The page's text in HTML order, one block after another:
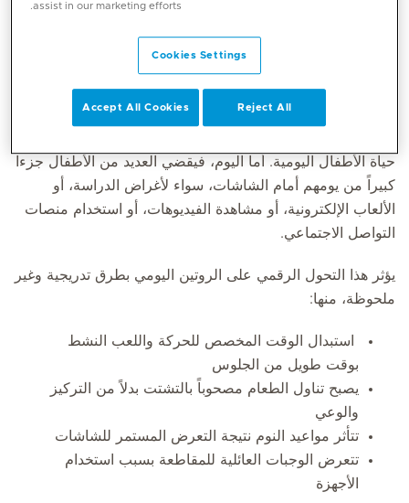
وسائل الإعلام الرقمية. وهذا يجعل الوقاية وإدارة الحالة مسؤولية
مشتركة بين العائلات والمدارس والمتخصصين في الرعاية
التحول الرقمي فيروتين حياة الأطفال
حياة الأطفال اليومية. أما اليوم، فيقضي العديد من الأطفال جزءاً
كبيراً من يومهم أمام الشاشات، سواء لأغراض الدراسة، أو
الألعاب الإلكترونية، أو مشاهدة الفيديوهات، أو استخدام منصات
التواصل الاجتماعي.
يؤثر هذا التحول الرقمي على الروتين اليومي بطرق تدريجية وغير
ملحوظة، منها:
استبدال الوقت المخصص للحركة واللعب النشط
بوقت طويل من الجلوس
يصبح تناول الطعام مصحوباً بالتشتت بدلاً من التركيز
والوعي
تتأثر مواعيد النوم نتيجة التعرض المستمر للشاشات
تتعرض الوجبات العائلية للمقاطعة بسبب استخدام
الأجهزة
assist in our marketing efforts.
Cookies Settings
Reject All
Accept All Cookies